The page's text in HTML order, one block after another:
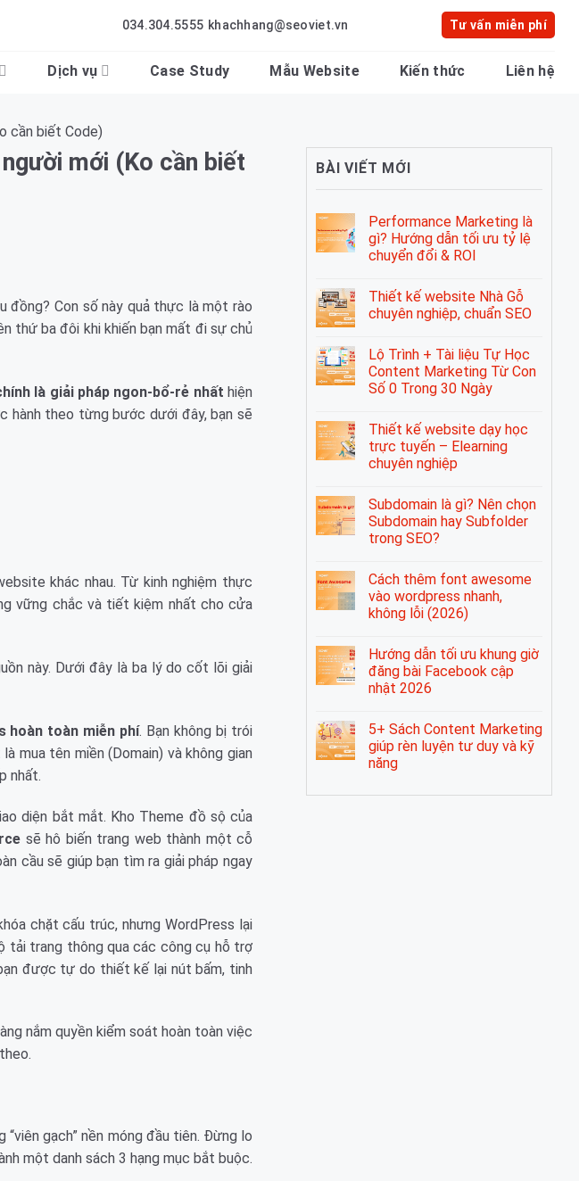
khachhang@seoviet.vn
034.304.5555 Tư vấn miễn phí
Dịch vụ Case Study Mẫu Website Kiến thức Liên hệ
cần biết Code)
mới (Ko cần biết
Con số này quả thực là một rào
thứ ba đôi khi khiến bạn mất đi sự chủ
là giải pháp ngon-bổ-rẻ nhất hiện
hành theo từng bước dưới đây, bạn sẽ
khác nhau. Từ kinh nghiệm thực
vững chắc và tiết kiệm nhất cho cửa
này. Dưới đây là ba lý do cốt lõi giải
hoàn toàn miễn phí. Bạn không bị trói
mua tên miền (Domain) và không gian
nhất.
diện bắt mắt. Kho Theme đồ sộ của
sẽ hô biến trang web thành một cỗ
cầu sẽ giúp bạn tìm ra giải pháp ngay
chặt cấu trúc, nhưng WordPress lại
tải trang thông qua các công cụ hỗ trợ
được tự do thiết kế lại nút bấm, tinh
nắm quyền kiểm soát hoàn toàn việc
gạch” nền móng đầu tiên. Đừng lo
một danh sách 3 hạng mục bắt buộc.
BÀI VIẾT MỚI
Performance Marketing là
gì? Hướng dẫn tối ưu tỷ lệ
chuyển đổi & ROI
Thiết kế website Nhà Gỗ
chuyên nghiệp, chuẩn SEO
Lộ Trình + Tài liệu Tự Học
Content Marketing Từ Con
Số 0 Trong 30 Ngày
Thiết kế website dạy học
trực tuyến – Elearning
chuyên nghiệp
Subdomain là gì? Nên chọn
Subdomain hay Subfolder
trong SEO?
Cách thêm font awesome
vào wordpress nhanh,
không lỗi (2026)
Hướng dẫn tối ưu khung giờ
đăng bài Facebook cập
nhật 2026
5+ Sách Content Marketing
giúp rèn luyện tư duy và kỹ
năng